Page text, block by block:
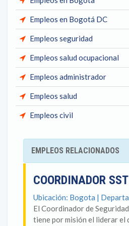
Empleos en Bogotá DC
Empleos seguridad
Empleos salud ocupacional
Empleos administrador
Empleos salud
Empleos civil
EMPLEOS RELACIONADOS
COORDINADOR SST
Ubicación: Bogota |
El Coordinador de
tiene por misión el liderar el